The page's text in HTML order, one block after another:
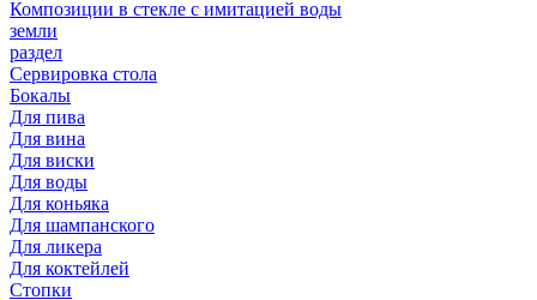
Композиции в стекле с имитацией воды
земли
раздел
Сервировка стола
Бокалы
Для пива
Для вина
Для виски
Для воды
Для коньяка
Для шампанского
Для ликера
Для коктейлей
Стопки